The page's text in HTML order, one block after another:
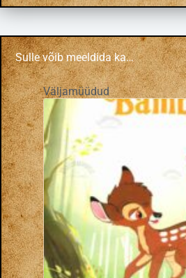
Sulle võib meeldida ka…
Väljamüüdud